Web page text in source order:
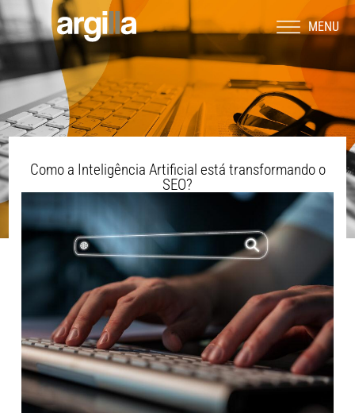
MENU
Como a Inteligência Artificial está transformando o
SEO?